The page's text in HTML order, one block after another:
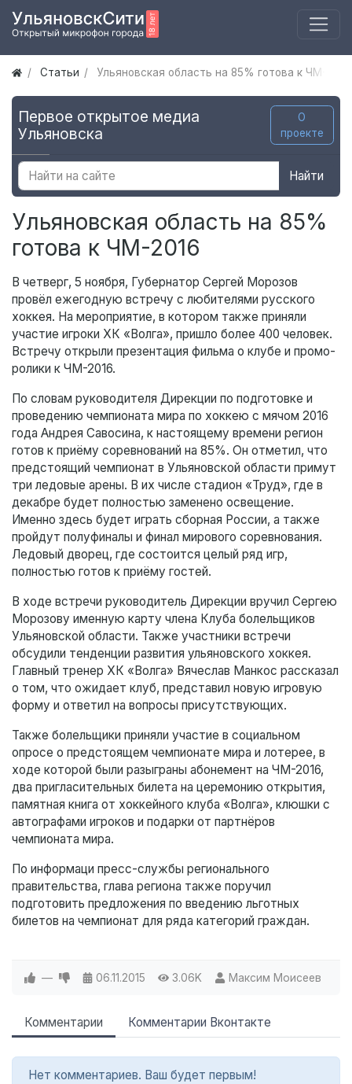
Статьи Ульяновская область на 85% готова к ЧМ-2016
Первое открытое медиа
Ульяновска
О
проекте
Найти
Ульяновская область на 85%
готова к ЧМ-2016
В четверг, 5 ноября, Губернатор Сергей Морозов
провёл ежегодную встречу с любителями русского
хоккея. На мероприятие, в котором также приняли
участие игроки ХК «Волга», пришло более 400 человек.
Встречу открыли презентация фильма о клубе и промо-
ролики к ЧМ-2016.
По словам руководителя Дирекции по подготовке и
проведению чемпионата мира по хоккею с мячом 2016
года Андрея Савосина, к настоящему времени регион
готов к приёму соревнований на 85%. Он отметил, что
предстоящий чемпионат в Ульяновской области примут
три ледовые арены. В их числе стадион «Труд», где в
декабре будет полностью заменено освещение.
Именно здесь будет играть сборная России, а также
пройдут полуфиналы и финал мирового соревнования.
Ледовый дворец, где состоится целый ряд игр,
полностью готов к приёму гостей.
В ходе встречи руководитель Дирекции вручил Сергею
Морозову именную карту члена Клуба болельщиков
Ульяновской области. Также участники встречи
обсудили тенденции развития ульяновского хоккея.
Главный тренер ХК «Волга» Вячеслав Манкос рассказал
о том, что ожидает клуб, представил новую игровую
форму и ответил на вопросы присутствующих.
Также болельщики приняли участие в социальном
опросе о предстоящем чемпионате мира и лотерее, в
ходе которой были разыграны абонемент на ЧМ-2016,
два пригласительных билета на церемонию открытия,
памятная книга от хоккейного клуба «Волга», клюшки с
автографами игроков и подарки от партнёров
чемпионата мира.
По информаци пресс-службы регионального
правительства, глава региона также поручил
подготовить предложения по введению льготных
билетов на чемпионат для ряда категорий граждан.
— 06.11.2015 3.06K Максим Моисеев
Комментарии Комментарии Вконтакте
Нет комментариев. Ваш будет первым!